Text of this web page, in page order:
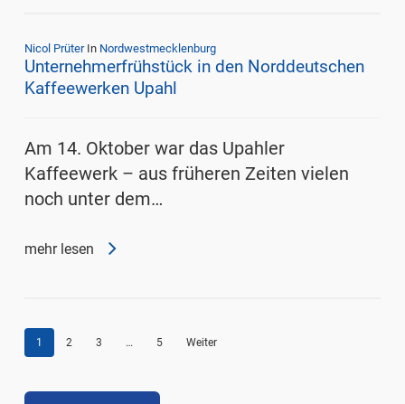
Nicol Prüter In Nordwestmecklenburg
Unternehmerfrühstück in den Norddeutschen
Kaffeewerken Upahl
Am 14. Oktober war das Upahler
Kaffeewerk – aus früheren Zeiten vielen
noch unter dem…
mehr lesen
1 2 3 … 5 Weiter